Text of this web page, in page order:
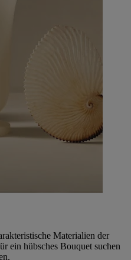
Materialien der
ein hübsches Bouquet suchen